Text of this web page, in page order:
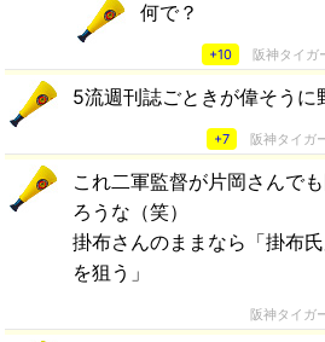
何で？
+10 阪神タイガ
5流週刊誌ごときが偉そうに
+7 阪神タイガ
これ二軍監督が片岡さんで
ろうな（笑）
掛布さんのままなら「掛布
を狙う」
阪神タイガ